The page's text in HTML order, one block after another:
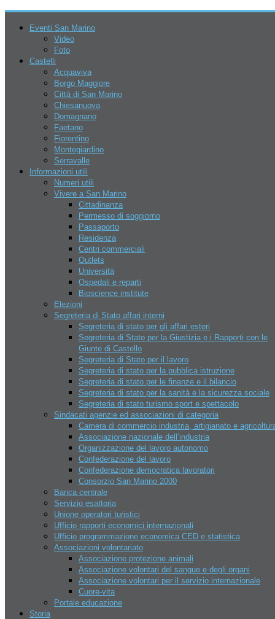
Eventi San Marino
Video
Foto
Castelli
Acquaviva
Borgo Maggiore
Città di San Marino
Chiesanuova
Domagnano
Faetano
Fiorentino
Montegiardino
Serravalle
Informazioni utili
Numeri utili
Vivere a San Marino
Cittadinanza
Permesso di soggiorno
Passaporto
Residenza
Centri commerciali
Outlets
Università
Ospedali e reparti
Bioscience institute
Elezioni
Segreteria di Stato affari interni
Segreteria di stato per gli affari esteri
Segreteria di Stato per la Giustizia e i Rapporti con le
Giunte di Castello
Segreteria di Stato per il lavoro
Segreteria di stato per la pubblica istruzione
Segreteria di stato per le finanze e il bilancio
Segreteria di stato per la sanità e la sicurezza sociale
Segreteria di stato turismo sport e spettacolo
Sindacati agenzie ed associazioni di categoria
Camera di commercio industria, artigianato e
Associazione nazionale dell’industria
Organizzazione del lavoro autonomo
Confederazione del lavoro
Confederazione democratica lavoratori
Consorzio San Marino 2000
Banca centrale
Servizio esattoria
Unione operatori turistici
Ufficio rapporti economici internazionali
Ufficio programmazione economica CED e statistica
Associazioni volontariato
Associazione protezione animali
Associazione volontari del sangue e degli organi
Associazione volontari per il servizio internazionale
Cuore-vita
Portale educazione
Storia
4 Agosto 2026
San Marino
Go Kart – Kart Legend
Sky Park Adventures
Sport
AERO CLUB
Crossodromo Baldasserona
Il CONS e le federazioni sportive
Lago di Faetano – Pesca sportiva
Moto gp
Multi eventi sport domus
Piscine
Riviera beach games
Tiro al volo San Marino
Tennis – Atp Challenger San
Marino
Istituzioni
Capitani Reggenti
Cerimonie istituzionali
Congresso dello stato
Delibere congresso di stato
Consiglio dei 12
Corpi militari
Giunte di castello
Il Consiglio grande e generale
Legislatura
Archivio leggi San Marino
Organi giudiziari San marino
Relazioni internazionali
Economia
Aziende
Apri un azienda